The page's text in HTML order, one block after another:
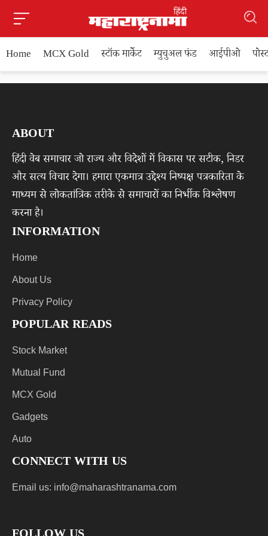
Home MCX Gold स्टॉक मार्केट म्युचुअल फंड आईपीओ
ABOUT
हिंदी वेब समाचार जो राज्य और विदेशों में विकास पर सटीक, निडर
और सत्य विचार देगा। हमारा एकमात्र उद्देश्य निष्पक्ष पत्रकारिता के
माध्यम से लोकतांत्रिक तरीके से समाचारों का निर्भीक विश्लेषण
करना है।
INFORMATION
Home
About Us
Privacy Policy
POPULAR READS
Stock Market
Mutual Fund
MCX Gold
Gadgets
Auto
CONNECT WITH US
Email us: info@maharashtranama.com